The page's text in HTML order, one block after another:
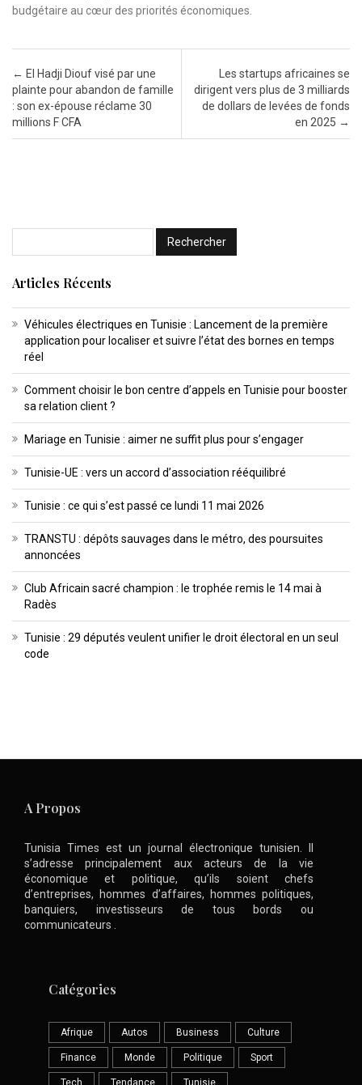
budgétaire au cœur des priorités économiques.
Post navigation
← El Hadji Diouf visé par une
plainte pour abandon de famille
: son ex-épouse réclame 30
millions F CFA
Les startups africaines se
dirigent vers plus de 3 milliards
de dollars de levées de fonds
en 2025 →
Articles Récents
Véhicules électriques en Tunisie : Lancement de la première
application pour localiser et suivre l’état des bornes en temps
réel
Comment choisir le bon centre d’appels en Tunisie pour booster
sa relation client ?
Mariage en Tunisie : aimer ne suffit plus pour s’engager
Tunisie-UE : vers un accord d’association rééquilibré
Tunisie : ce qui s’est passé ce lundi 11 mai 2026
TRANSTU : dépôts sauvages dans le métro, des poursuites
annoncées
Club Africain sacré champion : le trophée remis le 14 mai à
Radès
Tunisie : 29 députés veulent unifier le droit électoral en un seul
code
A Propos
Tunisia Times est un journal électronique tunisien. Il
s’adresse principalement aux acteurs de la vie
économique et politique, qu’ils soient chefs
d’entreprises, hommes d’affaires, hommes politiques,
banquiers, investisseurs de tous bords ou
communicateurs .
Catégories
Afrique Autos Business Culture
Finance Monde Politique Sport
Tech Tendance Tunisie